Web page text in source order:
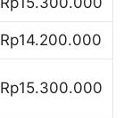
Rp14.200.000
Rp15.300.000